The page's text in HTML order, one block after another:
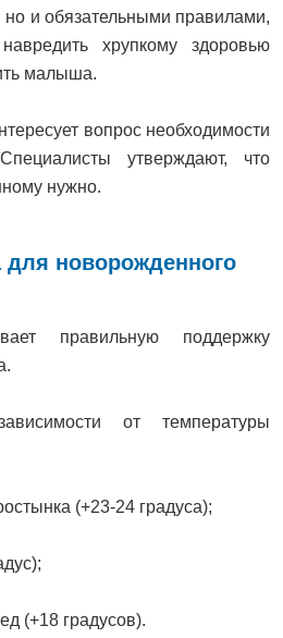
но и обязательными правилами,
хрупкому здоровью
малыша.
вопрос необходимости
утверждают, что
нужно.
новорожденного
правильную поддержку
от температуры
(+23-24 градуса);
(+18 градусов).